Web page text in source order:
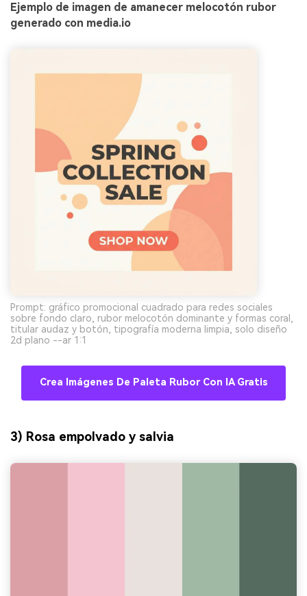
Ejemplo de imagen de amanecer melocotón rubor
generado con media.io
Prompt: gráfico promocional cuadrado para redes sociales
sobre fondo claro, rubor melocotón dominante y formas coral,
titular audaz y botón, tipografía moderna limpia, solo diseño
2d plano --ar 1:1
Crea Imágenes De Paleta Rubor Con IA Gratis
3) Rosa empolvado y salvia